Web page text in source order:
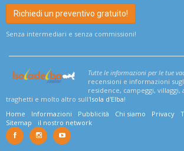
Richiedi un preventivo gratuito!
Senza intermediari e senza commissioni!
Tutte le informazioni per le tue
recensioni e informazioni
residence, campeggi, villaggi,
traghetti e molto altro sull'Isola d'Elba!
Home
Informazioni Pubblicità Chi siamo Privacy
Sitemap
il nostro network